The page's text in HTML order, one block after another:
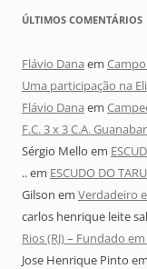
ÚLTIMOS COMENTÁRIOS
Flávio Dana em
Uma participação na
Flávio Dana em
F.C. 3 x 3 C.A.
Sérgio Mello em
..em ESCUDO DO
Gilson em Verdadeiro
carlos henrique leite
Rios (RJ) – Fundado
Jose Henrique Pinto em